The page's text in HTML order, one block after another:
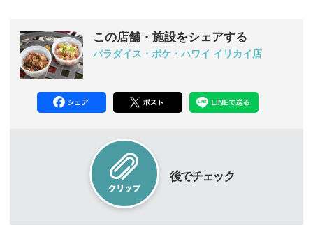
この店舗・施設をシェアする
パラダイス・ポケ・ハワイ イリカイ店
後でチェック